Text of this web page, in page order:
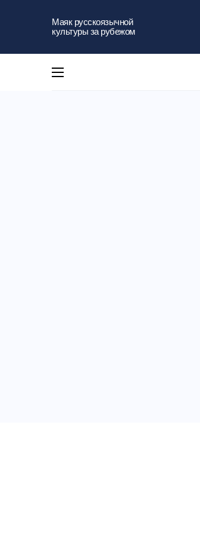
Маяк русскоязычной
культуры за рубежом